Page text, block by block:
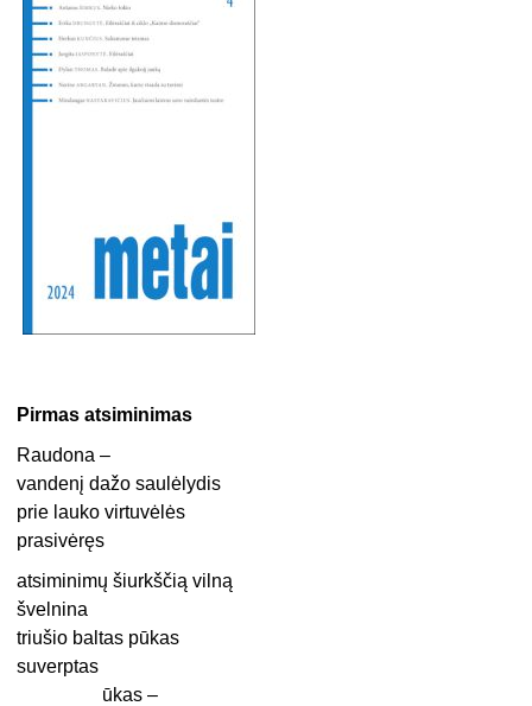
Pirmas atsiminimas
Raudona –
vandenį dažo saulėlydis
prie lauko virtuvėlės
prasivėręs
atsiminimų šiurkščią vilną
švelnina
triušio baltas pūkas
suverptas
ūkas –